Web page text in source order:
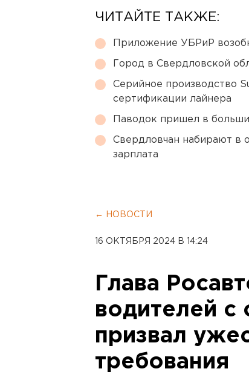
ЧИТАЙТЕ ТАКЖЕ:
Приложение УБРиР
Город в Свердловской
Серийное производство
сертификации лайнера
Паводок пришел в
Свердловчан набирают в
зарплата
← НОВОСТИ
16 ОКТЯБРЯ 2024 В 14:24
Глава
водителей с
призвал
требования